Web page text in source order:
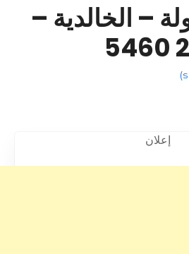
– الخالدية –
)
إعلان